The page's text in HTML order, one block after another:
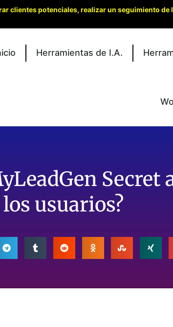
Herramientas de I.A.
Secret
usuarios?
clientes potenciales, realizar un seguimiento